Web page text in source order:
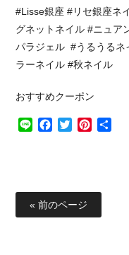
#Lisse銀座 #リセ銀座ネ
グネットネイル #ニュア
パラジェル #うるうるネ
ラーネイル #秋ネイル
おすすめクーポン
Line Facebook
Twitter
« 前のページ